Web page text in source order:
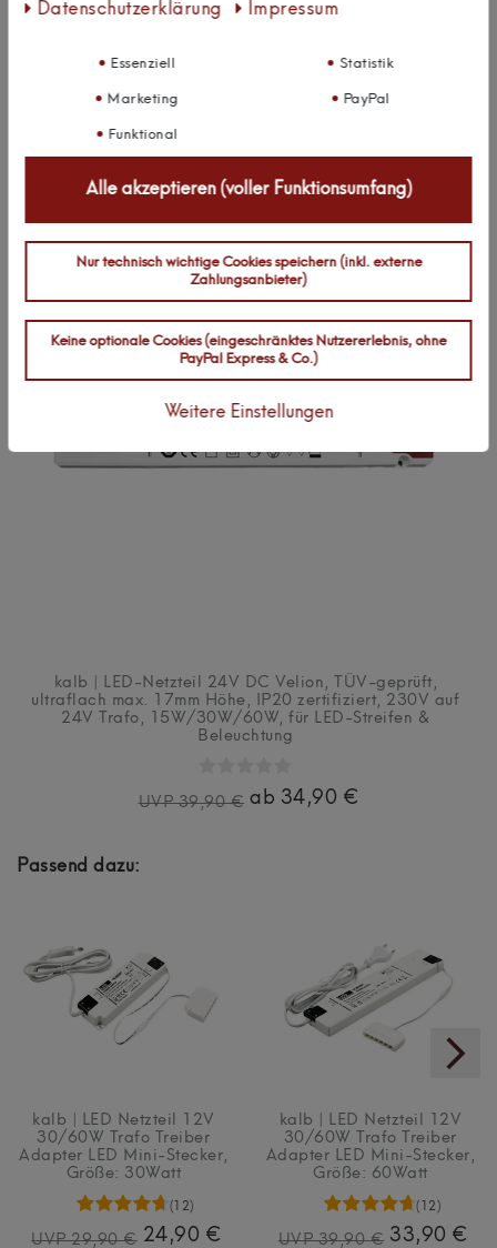
Textbewertung
Zuletzt angesehen:
kalb | LED-Netzteil 24V DC Velion, TÜV-geprüft,
ultraflach max. 17mm Höhe, IP20 zertifiziert, 230V auf
24V Trafo, 15W/30W/60W, für LED-Streifen &
Beleuchtung
UVP 39,90 € ab 34,90 €
Passend dazu:
kalb | LED Netzteil 12V
30/60W Trafo Treiber
Adapter LED Mini-Stecker
Größe: 30Watt
(12)
UVP 29,90 € 24,90 €
kalb | LED Netzteil 12V
30/60W Trafo Treiber
Adapter LED Mini-Stecker
Größe: 60Watt
(12)
UVP 39,90 € 33,90 €
Daten­schutz­erklärung
Impressum
Essenziell Statistik
Marketing PayPal
Funktional
Alle akzeptieren (voller Funktionsumfang)
Nur technisch wichtige Cookies speichern (inkl. externe
Zahlungsanbieter)
Keine optionale Cookies (eingeschränktes Nutzererlebnis, ohne
PayPal Express & Co.)
Weitere Einstellungen